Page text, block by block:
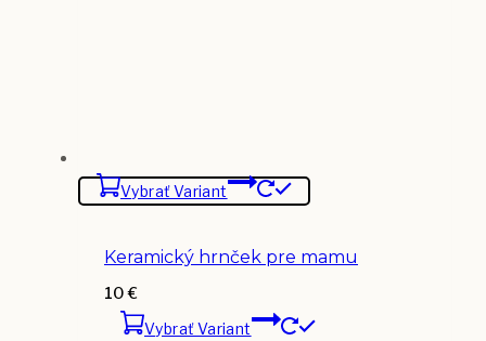
Vybrať Variant
Keramický hrnček pre mamu
10€
Vybrať Variant